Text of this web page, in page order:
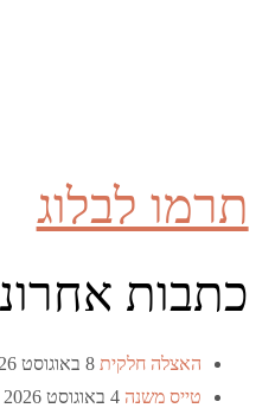
תרמו לבלוג
כתבות
האצלה חלקית 8 באוגוסט 2026
טייס משנה 4 באוגוסט 2026